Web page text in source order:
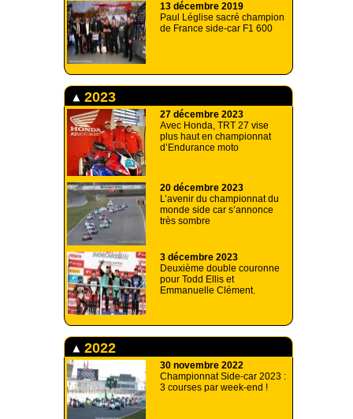
13 décembre 2019
Paul Léglise sacré champion
de France side-car F1 600
2023
27 décembre 2023
Avec Honda, TRT 27 vise
plus haut en championnat
d’Endurance moto
20 décembre 2023
L’avenir du championnat du
monde side car s’annonce
très sombre
3 décembre 2023
Deuxième double couronne
pour Todd Ellis et
Emmanuelle Clément.
2022
30 novembre 2022
Championnat Side-car 2023 :
3 courses par week-end !